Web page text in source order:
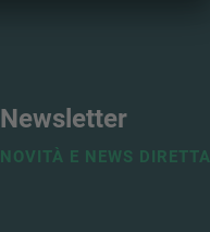
Newsletter
NOVITÀ E NEWS